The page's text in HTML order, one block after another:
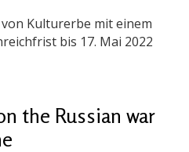
Kulturerbe mit einem
bis 17. Mai 2022
the Russian war